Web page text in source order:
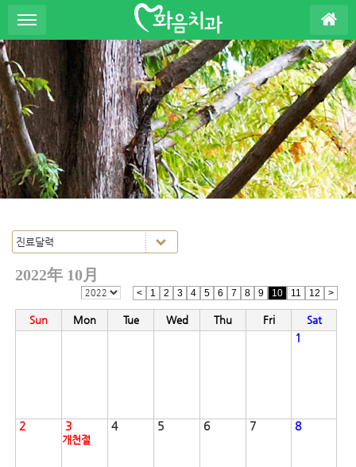
S
u
b
P
o
m
o
t
i
2022年 10月
< 1 2 3 4 5 6 7 8 9 10 11 12 >
Sun Mon Tue Wed Thu Fri Sat
1
2 3
개천절
4 5 6 7 8